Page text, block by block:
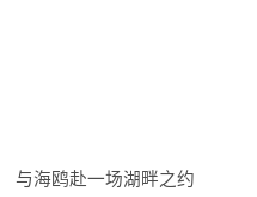
与海鸥赴一场湖畔之约